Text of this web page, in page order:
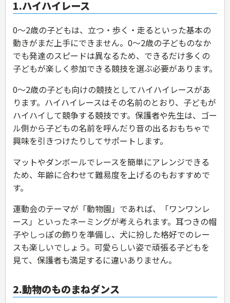
1.ハイハイレース
0〜2歳の子どもは、立つ・歩く・走るといった基本の
動きがまだ上手にできません。0〜2歳の子どものなか
でも発達のスピードは異なるため、できるだけ多くの
子どもが楽しく参加できる競技を選ぶ必要があります。
0〜2歳の子ども向けの競技としてハイハイレースがあ
ります。ハイハイレースはその名前のとおり、子どもが
ハイハイして競争する競技です。保護者や先生は、ゴー
ル側から子どもの名前を呼んだり音の出るおもちゃで
興味を引きつけたりしてサポートします。
マットやダンボールでレースを簡単にアレンジできる
ため、年齢に合わせて難易度を上げるのもおすすめで
す。
運動会のテーマが「動物園」であれば、「ワンワンレ
ース」といったネーミングが考えられます。耳つきの帽
子やしっぽの飾りを準備し、犬に扮した格好でのレー
スも楽しいでしょう。可愛らしい姿で頑張る子どもを
見て、保護者も満足するに違いありません。
2.動物のものまねダンス